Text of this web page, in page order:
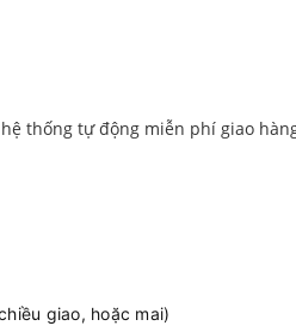
thống tự động miễn phí giao
giao, hoặc mai)